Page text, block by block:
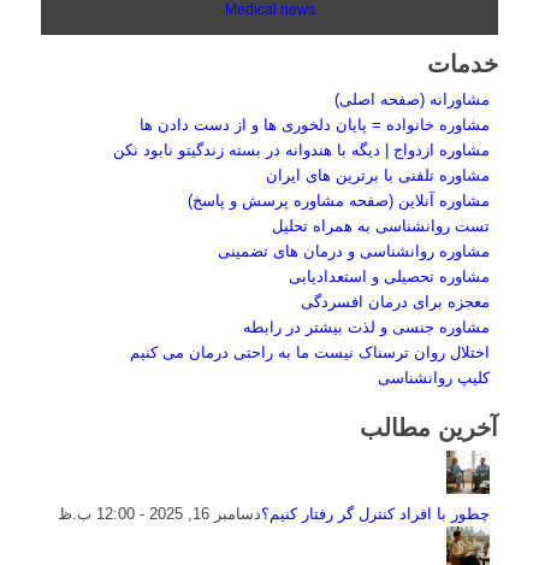
Medical news
خدمات
مشاورانه (صفحه اصلی)
مشاوره خانواده = پایان دلخوری ها و از دست دادن ها
مشاوره ازدواج | دیگه با هندوانه در بسته زندگیتو نابود نکن
مشاوره تلفنی با برترین های ایران
مشاوره آنلاین (صفحه مشاوره پرسش و پاسخ)
تست روانشناسی به همراه تحلیل
مشاوره روانشناسی و درمان های تضمینی
مشاوره تحصیلی و استعدادیابی
معجزه برای درمان افسردگی
مشاوره جنسی و لذت بیشتر در رابطه
اختلال روان ترسناک نیست ما به راحتی درمان می کنیم
کلیپ روانشناسی
آخرین مطالب
چطور با افراد کنترل گر رفتار کنیم؟دسامبر 16, 2025 - 12:00 ب.ظ